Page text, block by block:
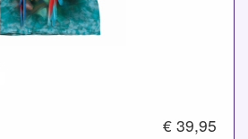
€ 39,95